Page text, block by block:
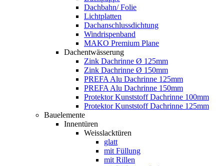
Dachbahn/ Folie
Lichtplatten
Dachanschlussdichtung
Windrispenband
MAKO Premium Plane
Dachentwässerung
Zink Dachrinne Ø 125mm
Zink Dachrinne Ø 150mm
PREFA Alu Dachrinne 125mm
PREFA Alu Dachrinne 150mm
Protektor Kunststoff Dachrinne 100mm
Protektor Kunststoff Dachrinne 125mm
Bauelemente
Innentüren
Weisslacktüren
glatt
mit Füllung
mit Rillen